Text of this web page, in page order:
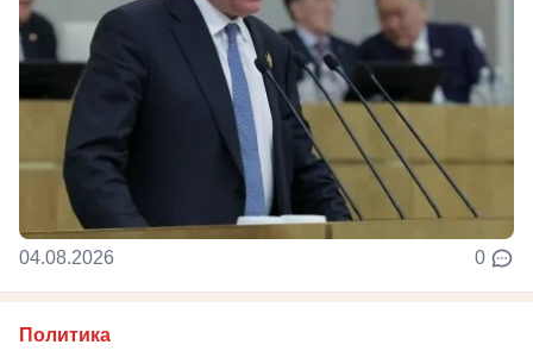
04.08.2026 0
Политика